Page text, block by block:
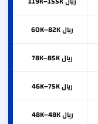
ريال 60K–82K
ريال 78K–85K
ريال 46K–75K
ريال 48K–48K